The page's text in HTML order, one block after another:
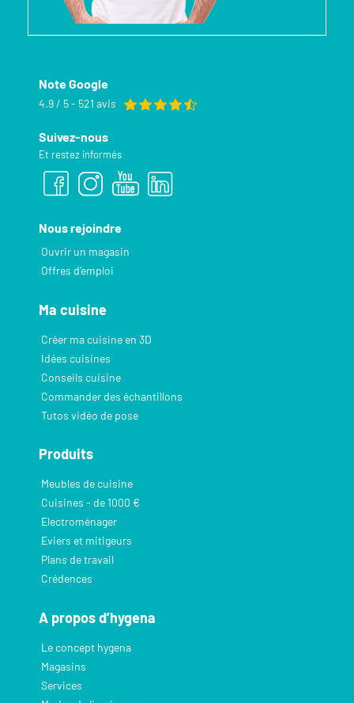
Note Google
4.9 / 5 - 521 avis
Suivez-nous
Et restez informés
Nous rejoindre
Ouvrir un magasin
Offres d’emploi
Ma cuisine
Créer ma cuisine en 3D
Idées cuisines
Conseils cuisine
Commander des échantillons
Tutos vidéo de pose
Produits
Meubles de cuisine
Cuisines - de 1000 €
Electroménager
Eviers et mitigeurs
Plans de travail
Crédences
A propos d’hygena
Le concept hygena
Magasins
Services